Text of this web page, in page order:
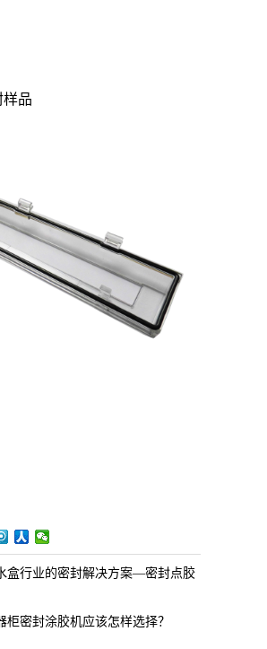
样品
盒行业的密封解决方案—密封点胶
柜密封涂胶机应该怎样选择？